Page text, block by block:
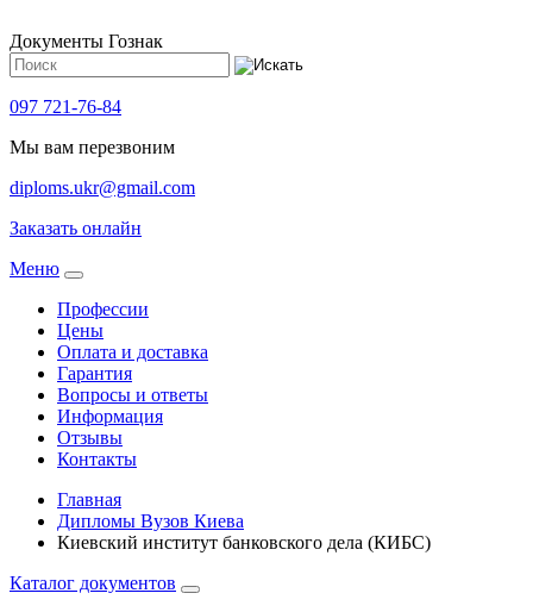
Документы Гознак
097 721-76-84
Мы вам перезвоним
diploms.ukr@gmail.com
Заказать онлайн
Meню
Профессии
Цены
Оплата и доставка
Гарантия
Вопросы и ответы
Информация
Отзывы
Контакты
Главная
Дипломы Вузов Киева
Киевский институт банковского дела (КИБС)
Каталог документов